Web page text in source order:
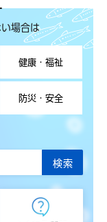
場合は
健康・福祉
防災・安全